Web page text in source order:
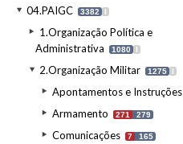
04.PAIGC 3382 I
1.Organização Política e
Administrativa
1080 I
2.Organização Militar 1275 I
Apontamentos e Instruções
Armamento 271 279
Comunicações 7 165